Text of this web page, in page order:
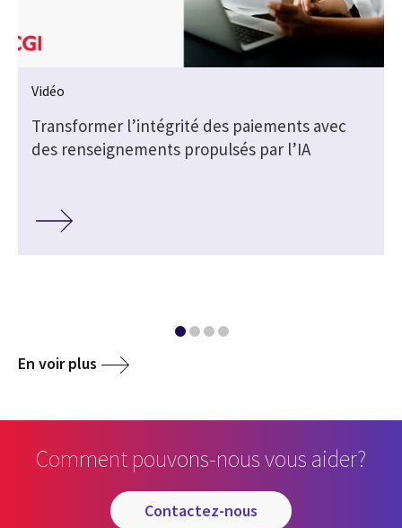
Vidéo
Transformer l’intégrité des paiements avec
des renseignements propulsés par l’IA
En voir plus
Comment pouvons-nous vous aider?
contactez-nous